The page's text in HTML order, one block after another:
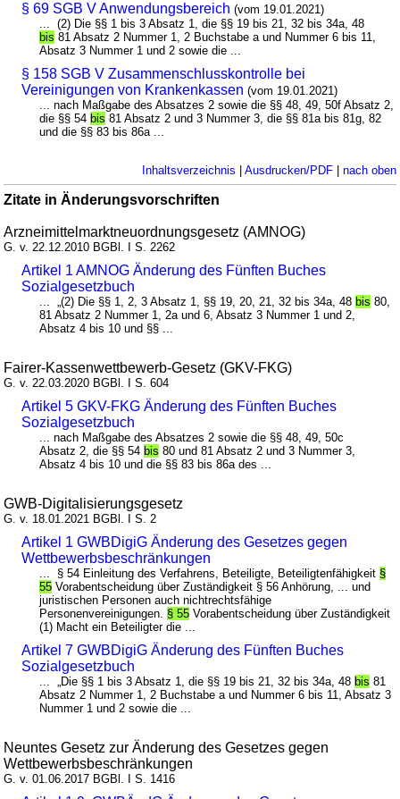
§ 69 SGB V Anwendungsbereich (vom 19.01.2021)
... (2) Die §§ 1 bis 3 Absatz 1, die §§ 19 bis 21, 32 bis 34a, 48
bis 81 Absatz 2 Nummer 1, 2 Buchstabe a und Nummer 6 bis 11,
Absatz 3 Nummer 1 und 2 sowie die ...
§ 158 SGB V Zusammenschlusskontrolle bei
Vereinigungen von Krankenkassen (vom 19.01.2021)
... nach Maßgabe des Absatzes 2 sowie die §§ 48, 49, 50f Absatz 2,
die §§ 54 bis 81 Absatz 2 und 3 Nummer 3, die §§ 81a bis 81g, 82
und die §§ 83 bis 86a ...
Inhaltsverzeichnis Ausdrucken/PDF| nach oben
Zitate in Änderungsvorschriften
Arzneimittelmarktneuordnungsgesetz (AMNOG)
G. v. 22.12.2010 BGBl. I S. 2262
Artikel 1 AMNOG Änderung des Fünften Buches
Sozialgesetzbuch
... „(2) Die §§ 1, 2, 3 Absatz 1, §§ 19, 20, 21, 32 bis 34a, 48 bis 80,
81 Absatz 2 Nummer 1, 2a und 6, Absatz 3 Nummer 1 und 2,
Absatz 4 bis 10 und §§ ...
Fairer-Kassenwettbewerb-Gesetz (GKV-FKG)
G. v. 22.03.2020 BGBl. I S. 604
Artikel 5 GKV-FKG Änderung des Fünften Buches
Sozialgesetzbuch
... nach Maßgabe des Absatzes 2 sowie die §§ 48, 49, 50c
Absatz 2, die §§ 54 bis 80 und 81 Absatz 2 und 3 Nummer 3,
Absatz 4 bis 10 und die §§ 83 bis 86a des ...
GWB-Digitalisierungsgesetz
G. v. 18.01.2021 BGBl. I S. 2
Artikel 1 GWBDigiG Änderung des Gesetzes gegen
Wettbewerbsbeschränkungen
... § 54 Einleitung des Verfahrens, Beteiligte, Beteiligtenfähigkeit §
55 Vorabentscheidung über Zuständigkeit § 56 Anhörung, ... und
juristischen Personen auch nichtrechtsfähige
Personenvereinigungen. § 55 Vorabentscheidung über Zuständigkeit
(1) Macht ein Beteiligter die ...
Artikel 7 GWBDigiG Änderung des Fünften Buches
Sozialgesetzbuch
... „Die §§ 1 bis 3 Absatz 1, die §§ 19 bis 21, 32 bis 34a, 48 bis 81
Absatz 2 Nummer 1, 2 Buchstabe a und Nummer 6 bis 11, Absatz 3
Nummer 1 und 2 sowie die ...
Neuntes Gesetz zur Änderung des Gesetzes gegen
Wettbewerbsbeschränkungen
G. v. 01.06.2017 BGBl. I S. 1416